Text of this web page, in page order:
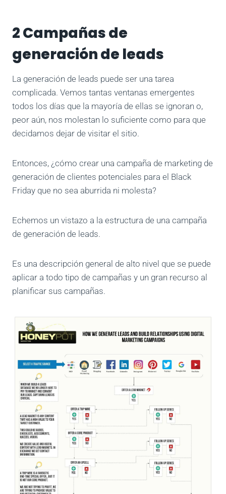
2 Campañas de
generación de leads
La generación de leads puede ser una tarea
complicada. Vemos tantas ventanas emergentes
todos los días que la mayoría de ellas se ignoran o,
peor aún, nos molestan lo suficiente como para que
decidamos dejar de visitar el sitio.
Entonces, ¿cómo crear una campaña de marketing de
generación de clientes potenciales para el Black
Friday que no sea aburrida ni molesta?
Echemos un vistazo a la estructura de una campaña
de generación de leads.
Es una descripción general de alto nivel que se puede
aplicar a todo tipo de campañas y un gran recurso al
planificar sus campañas.